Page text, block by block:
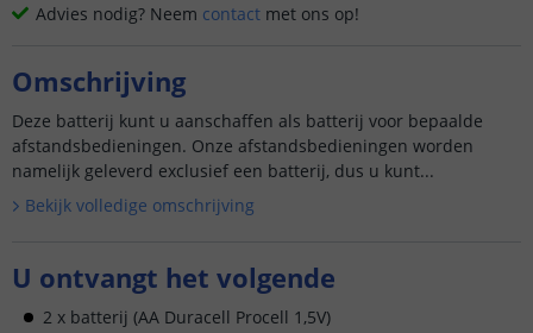
Advies nodig? Neem contact met ons op!
Omschrijving
Deze batterij kunt u aanschaffen als batterij voor bepaalde
afstandsbedieningen. Onze afstandsbedieningen worden
namelijk geleverd exclusief een batterij, dus u kunt...
Bekijk volledige omschrijving
U ontvangt het volgende
2 x batterij (AA Duracell Procell 1,5V)